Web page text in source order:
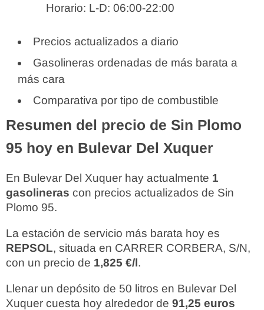
Horario: L-D: 06:00-22:00
Precios actualizados a diario
Gasolineras ordenadas de más barata a
más cara
Comparativa por tipo de combustible
Resumen del precio de Sin Plomo
95 hoy en Bulevar Del Xuquer
En Bulevar Del Xuquer hay actualmente 1
gasolineras con precios actualizados de Sin
Plomo 95.
La estación de servicio más barata hoy es
REPSOL, situada en CARRER CORBERA, S/N,
con un precio de 1,825 €/l.
Llenar un depósito de 50 litros en Bulevar Del
Xuquer cuesta hoy alrededor de 91,25 euros